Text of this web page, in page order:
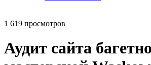
1 619 просмотров
Аудит сайта